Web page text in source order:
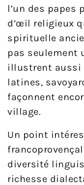
l’un des papes
d’œil religieux
spirituelle
pas seulement
illustrent aussi
latines,
façonnent
village.
Un point
diversité
richesse